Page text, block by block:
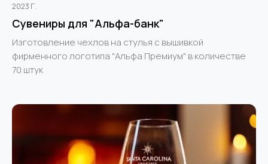
2023 Г.
Сувениры для "Альфа-банк"
Изготовление чехлов на стулья с вышивкой
фирменного логотипа "Альфа Премиум" в количестве
70 штук